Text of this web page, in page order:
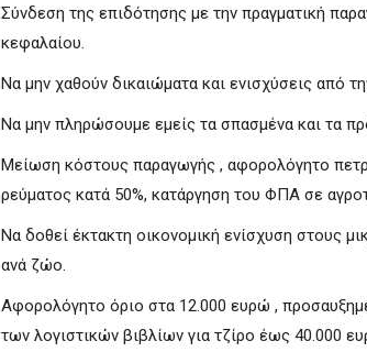
Σύνδεση της επιδότησης με την πραγματική
κεφαλαίου.
Να μην χαθούν δικαιώματα και ενισχύσεις από
Να μην πληρώσουμε εμείς τα σπασμένα και τα
Μείωση κόστους παραγωγής , αφορολόγητο
ρεύματος κατά 50%, κατάργηση του ΦΠΑ σε
Να δοθεί έκτακτη οικονομική ενίσχυση στους
ανά ζώο.
Αφορολόγητο όριο στα 12.000 ευρώ ,
των λογιστικών βιβλίων για τζίρο έως 40.000